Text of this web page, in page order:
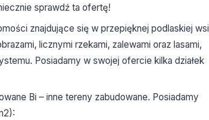
sprawdź ta ofertę!
znajdujące się w przepięknej podlaskiej wsi
licznymi rzekami, zalewami oraz lasami,
Posiadamy w swojej ofercie kilka działek
Bi – inne tereny zabudowane. Posiadamy